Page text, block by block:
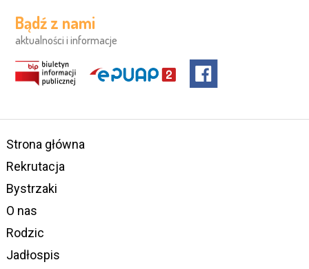
Bądź z nami
aktualności i informacje
Strona główna
Rekrutacja
Bystrzaki
O nas
Rodzic
Jadłospis